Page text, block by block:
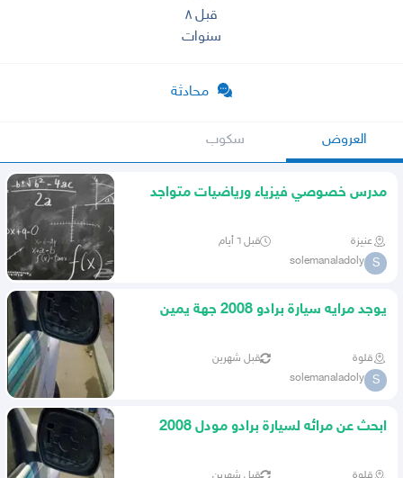
قبل ٨
سنوات
محادثة
العروض سكوب
مدرس خصوصي فيزياء ورياضيات متواجد
عنيزة قبل ٦ أيام
S
solemanaladoly
يوجد مرايه سيارة برادو 2008 جهة يمين
قلوة قبل شهرين
S
solemanaladoly
ابحث عن مرائه لسيارة برادو مودل 2008